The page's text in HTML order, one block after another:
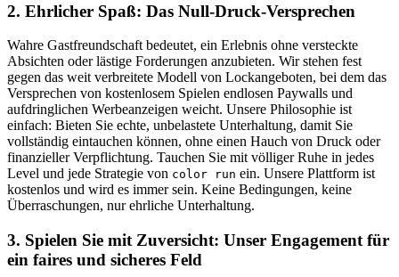
2. Ehrlicher Spaß: Das Null-Druck-Versprechen
Wahre Gastfreundschaft bedeutet, ein Erlebnis ohne versteckte
Absichten oder lästige Forderungen anzubieten. Wir stehen fest
gegen das weit verbreitete Modell von Lockangeboten, bei dem das
Versprechen von kostenlosem Spielen endlosen Paywalls und
aufdringlichen Werbeanzeigen weicht. Unsere Philosophie ist
einfach: Bieten Sie echte, unbelastete Unterhaltung, damit Sie
vollständig eintauchen können, ohne einen Hauch von Druck oder
finanzieller Verpflichtung. Tauchen Sie mit völliger Ruhe in jedes
Level und jede Strategie von color run ein. Unsere Plattform ist
kostenlos und wird es immer sein. Keine Bedingungen, keine
Überraschungen, nur ehrliche Unterhaltung.
3. Spielen Sie mit Zuversicht: Unser Engagement für
ein faires und sicheres Feld